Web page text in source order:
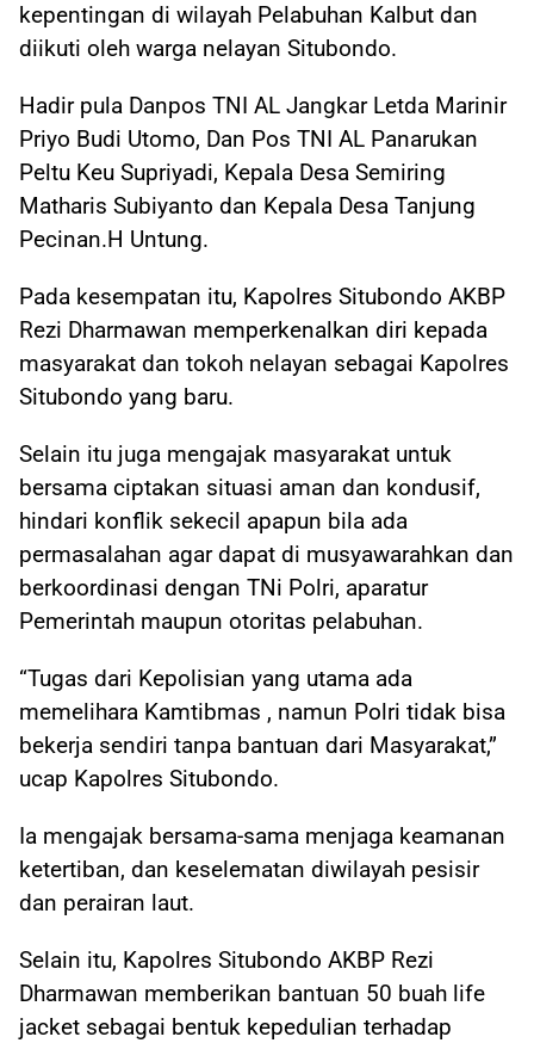
kepentingan di wilayah Pelabuhan Kalbut dan
diikuti oleh warga nelayan Situbondo.
Hadir pula Danpos TNI AL Jangkar Letda Marinir
Priyo Budi Utomo, Dan Pos TNI AL Panarukan
Peltu Keu Supriyadi, Kepala Desa Semiring
Matharis Subiyanto dan Kepala Desa Tanjung
Pecinan.H Untung.
Pada kesempatan itu, Kapolres Situbondo AKBP
Rezi Dharmawan memperkenalkan diri kepada
masyarakat dan tokoh nelayan sebagai Kapolres
Situbondo yang baru.
Selain itu juga mengajak masyarakat untuk
bersama ciptakan situasi aman dan kondusif,
hindari konflik sekecil apapun bila ada
permasalahan agar dapat di musyawarahkan dan
berkoordinasi dengan TNi Polri, aparatur
Pemerintah maupun otoritas pelabuhan.
“Tugas dari Kepolisian yang utama ada
memelihara Kamtibmas , namun Polri tidak bisa
bekerja sendiri tanpa bantuan dari Masyarakat,”
ucap Kapolres Situbondo.
Ia mengajak bersama-sama menjaga keamanan
ketertiban, dan keselematan diwilayah pesisir
dan perairan laut.
Selain itu, Kapolres Situbondo AKBP Rezi
Dharmawan memberikan bantuan 50 buah life
jacket sebagai bentuk kepedulian terhadap